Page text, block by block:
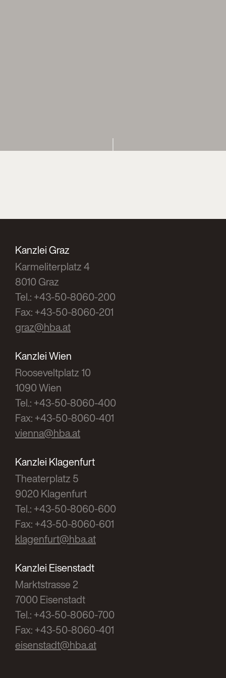
Kanzlei Graz
Karmeliterplatz 4
8010 Graz
Tel.: +43-50-8060-200
Fax: +43-50-8060-201
graz@hba.at
Kanzlei Wien
Rooseveltplatz 10
1090 Wien
Tel.: +43-50-8060-400
Fax: +43-50-8060-401
vienna@hba.at
Kanzlei Klagenfurt
Theaterplatz 5
9020 Klagenfurt
Tel.: +43-50-8060-600
Fax: +43-50-8060-601
klagenfurt@hba.at
Kanzlei Eisenstadt
Marktstrasse 2
7000 Eisenstadt
Tel.: +43-50-8060-700
Fax: +43-50-8060-401
eisenstadt@hba.at